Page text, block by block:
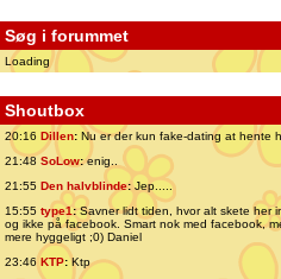
Søg i forummet
Loading
Shoutbox
20:16 Dillen: Nu er der kun fake-dating at hente
21:48 SoLow:enig..
21:55 Den halvblinde:Jep.....
15:55 type1:Savner lidt tiden, hvor alt skete her
og ikke på facebook. Smart nok med facebook,
mere hyggeligt ;0) Daniel
23:46 KTP:Ktp